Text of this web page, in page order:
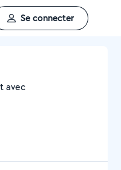
Se connecter
avec